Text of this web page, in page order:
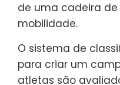
de uma cadeira
mobilidade.
O sistema de
para criar um
atletas são